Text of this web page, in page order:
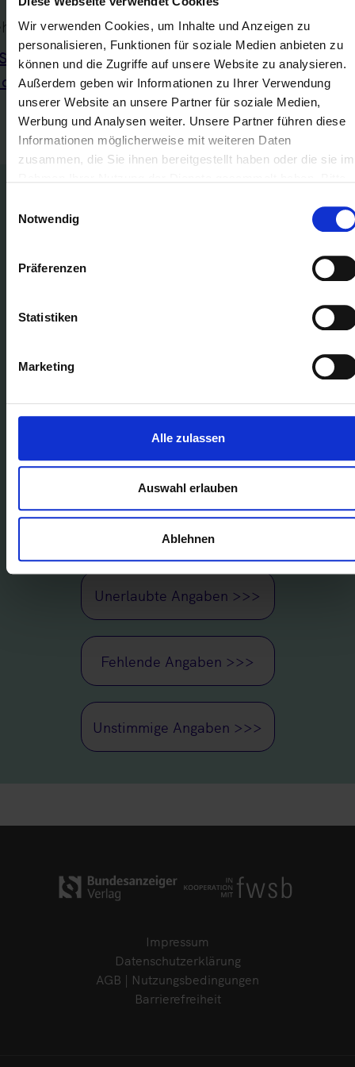
Wir verwenden Cookies, um Inhalte und Anzeigen zu
personalisieren, Funktionen für soziale Medien anbieten zu
können und die Zugriffe auf unsere Website zu analysieren.
Außerdem geben wir Informationen zu Ihrer Verwendung
unserer Website an unsere Partner für soziale Medien,
Werbung und Analysen weiter. Unsere Partner führen diese
Informationen möglicherweise mit weiteren Daten
zusammen, die Sie ihnen bereitgestellt haben oder die sie im
Notwendig
Präferenzen
Statistiken
Marketing
Alle zulassen
Auswahl erlauben
Ablehnen
zu:
GCD:
Unstimmige Angaben >>>
Unerlaubte Angaben >>>
Fehlende Angaben >>>
Unstimmige Angaben >>>
Impressum
Datenschutzerklärung
AGB | Nutzungsbedingungen
Barrierefreiheit